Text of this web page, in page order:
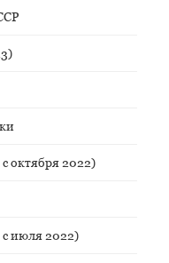
октября 2022)
июля 2022)